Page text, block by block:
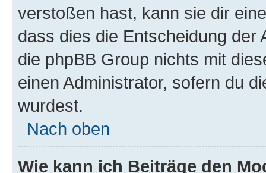
verstoßen hast, kann sie dir
dass dies die Entscheidung der
die phpBB Group nichts mit
einen Administrator, sofern du
wurdest.
Nach oben
Wie kann ich Beiträge den